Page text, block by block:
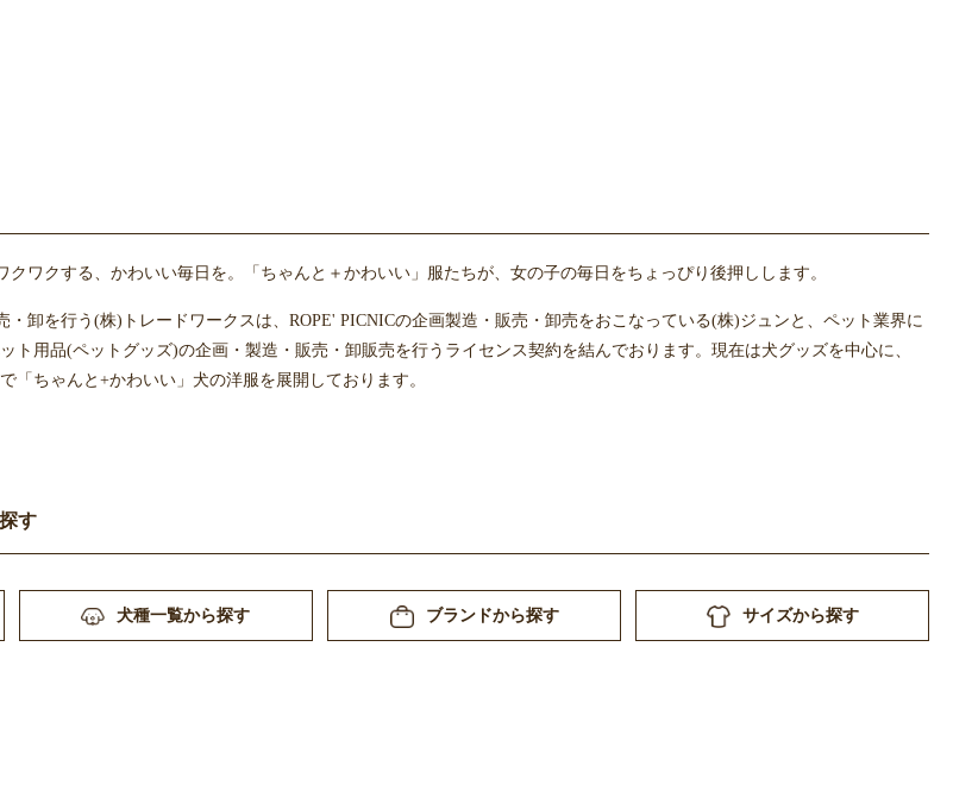
ワクする、かわいい毎日を。「ちゃんと＋かわいい」服たちが、女の子の毎日をちょっぴり後押しします。
卸を行う(株)トレードワークスは、ROPE' PICNICの企画製造・販売・卸売をおこなっている(株)ジュンと、ペット業界に
ト用品(ペットグッズ)の企画・製造・販売・卸販売を行うライセンス契約を結んでおります。現在は犬グッズを中心に、
「ちゃんと+かわいい」犬の洋服を展開しております。
す
犬種一覧から探す ブランドから探す サイズから探す